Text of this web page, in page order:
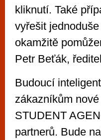
kliknutí. Také
vyřešit
okamžitě
Petr Beťák,
Budoucí
zákazníkům
STUDENT
partnerů. Bude